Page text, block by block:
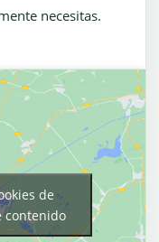
necesitas.
de
contenido